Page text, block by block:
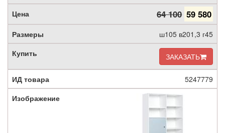
64 100 59 580
ш105 в201,3 г45
ЗАКАЗАТЬ
5247779